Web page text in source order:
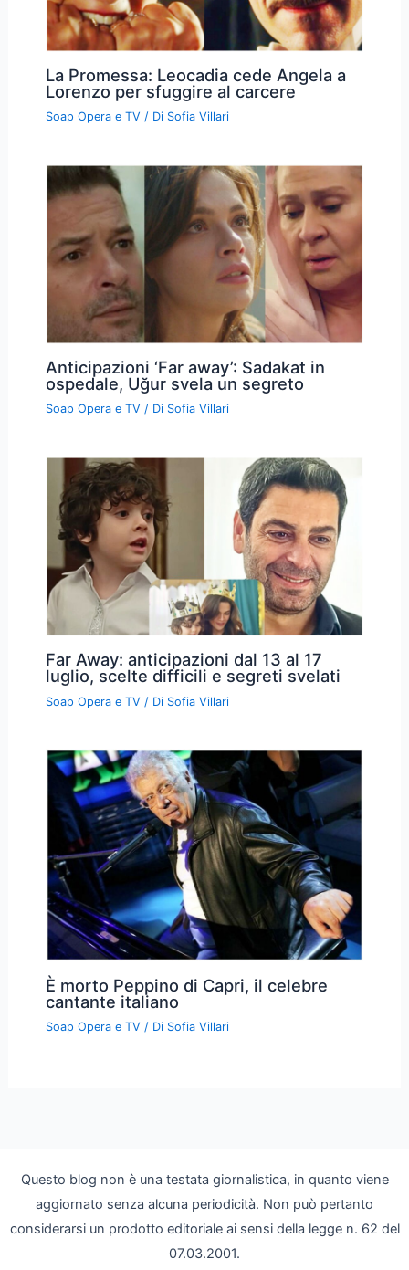
La Promessa: Leocadia cede Angela a
Lorenzo per sfuggire al carcere
Soap Opera e TV / Di Sofia Villari
Anticipazioni ‘Far away’: Sadakat in
ospedale, Uğur svela un segreto
Soap Opera e TV / Di Sofia Villari
Far Away: anticipazioni dal 13 al 17
luglio, scelte difficili e segreti svelati
Soap Opera e TV / Di Sofia Villari
È morto Peppino di Capri, il celebre
cantante italiano
Soap Opera e TV / Di Sofia Villari
Questo blog non è una testata giornalistica, in quanto viene
aggiornato senza alcuna periodicità. Non può pertanto
considerarsi un prodotto editoriale ai sensi della legge n. 62 del
07.03.2001.